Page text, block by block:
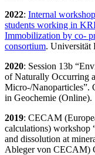
2022: Internal
students working in
Immobilization by co-
consortium. Universität
2020: Session 13b
of Naturally Occurring
Micro-/Nanoparticles”.
in Geochemie (Online).
2019: CECAM
calculations) workshop
and dissolution at
Ableger von CECAM)